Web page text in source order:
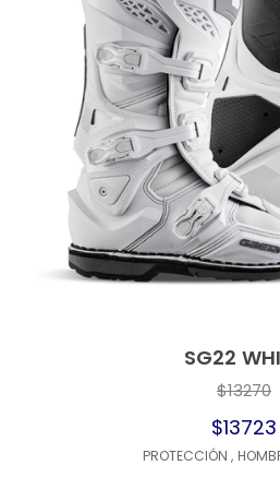
SG22
$13270
$13723
PROTECCIÓN ,